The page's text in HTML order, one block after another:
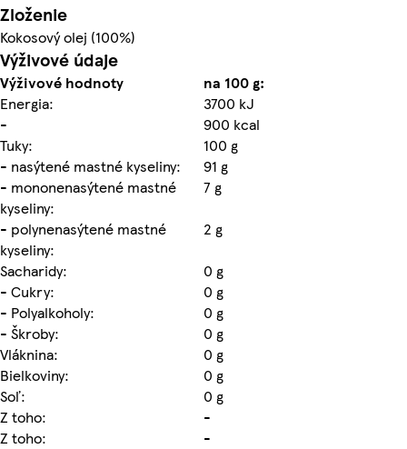
Zloženie
Kokosový olej (100%)
Výživové údaje
Výživové hodnoty
na 100 g:
Energia:
3700 kJ
-
900 kcal
Tuky:
100 g
- nasýtené mastné kyseliny:
91 g
- mononenasýtené mastné
kyseliny:
7 g
- polynenasýtené mastné
kyseliny:
2 g
Sacharidy:
0 g
- Cukry:
0 g
- Polyalkoholy:
0 g
- Škroby:
0 g
Vláknina:
0 g
Bielkoviny:
0 g
Soľ:
0 g
Z toho:
-
Z toho:
-